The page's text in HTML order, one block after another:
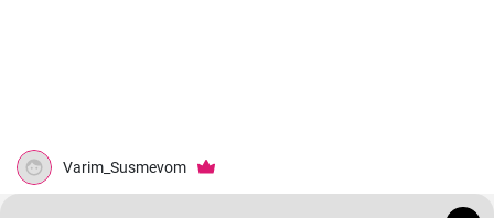
Varim_Susmevom